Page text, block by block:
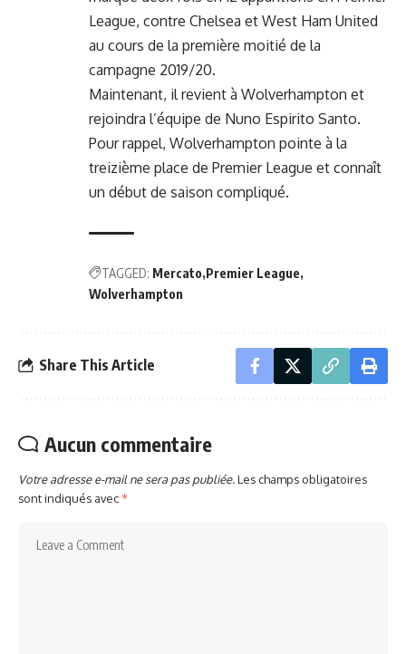
League, contre Chelsea et West Ham United
au cours de la première moitié de la
campagne 2019/20.
Maintenant, il revient à Wolverhampton et
rejoindra l’équipe de Nuno Espirito Santo.
Pour rappel, Wolverhampton pointe à la
treizième place de Premier League et connaît
un début de saison compliqué.
TAGGED: Mercato Premier League
Wolverhampton
Share This Article
Aucun commentaire
Votre adresse e-mail ne sera pas publiée.Les champs obligatoires
sont indiqués avec*